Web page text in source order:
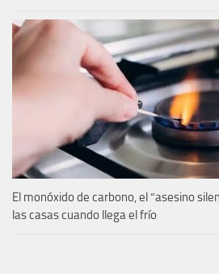
El monóxido de carbono, el “asesino
las casas cuando llega el frío